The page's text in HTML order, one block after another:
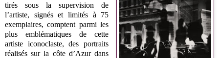
tirés sous la supervision de
l’artiste, signés et limités à 75
exemplaires, comptent parmi les
plus emblématiques de cette
artiste iconoclaste, des portraits
réalisés sur la côte d’Azur dans